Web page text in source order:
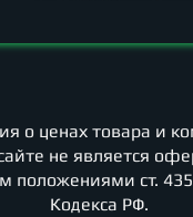
о ценах товара и
не является
положениями ст. 435
Кодекса РФ.